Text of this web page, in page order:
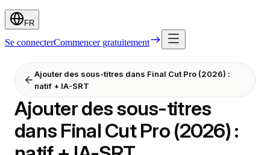
FR
Se connecterCommencer gratuitement
Ajouter des sous-titres dans Final Cut Pro (2026) :
natif + IA-SRT
Ajouter des sous-titres
dans Final Cut Pro (2026) :